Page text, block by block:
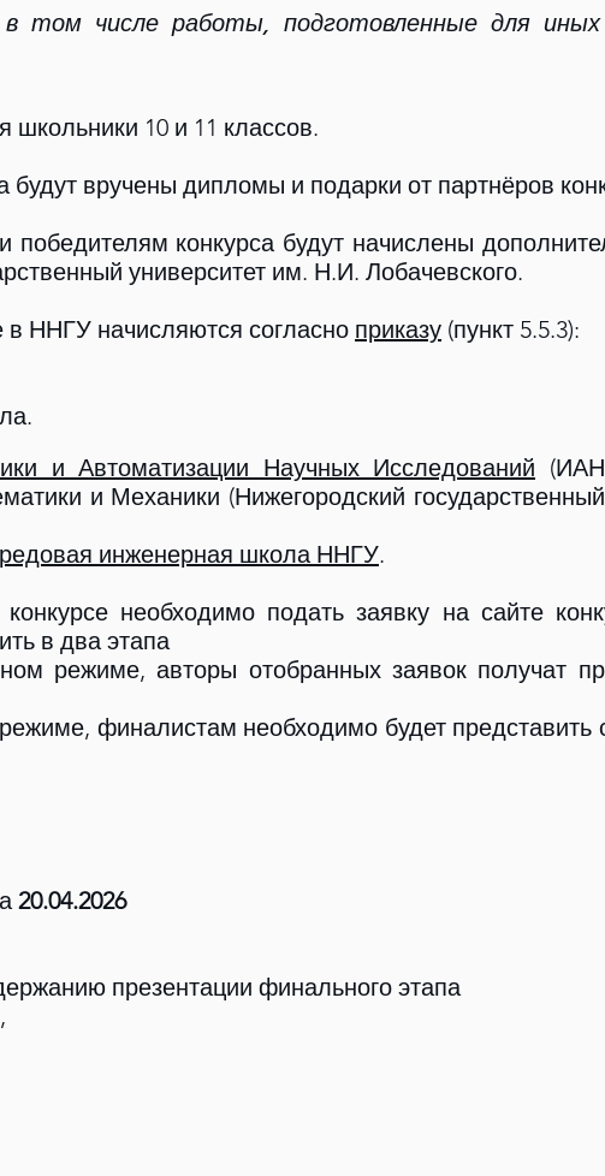
том числе работы, подготовленные для иных
школьники 10 и 11 классов.
будут вручены дипломы и подарки от партнёров
победителям конкурса будут начислены
университет им. Н.И. Лобачевского.
ННГУ начисляются согласно приказу (пункт 5.5.3):
и Автоматизации Научных Исследований
и Механики (Нижегородский
инженерная школа ННГУ.
необходимо подать заявку на сайте
в два этапа
режиме, авторы отобранных заявок получат
финалистам необходимо будет представить
20.04.2026
презентации финального этапа